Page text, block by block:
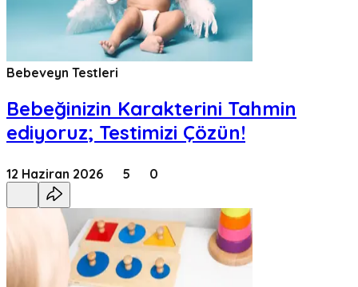
Bebeveyn Testleri
Bebeğinizin Karakterini Tahmin
ediyoruz; Testimizi Çözün!
12 Haziran 2026 5 0